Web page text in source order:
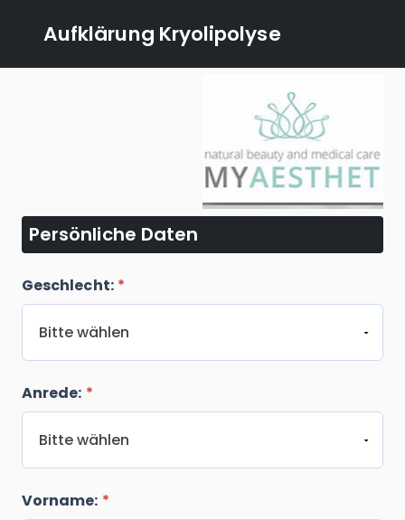
Aufklärung Kryolipolyse
Persönliche Daten
Geschlecht: *
Anrede: *
Vorname: *